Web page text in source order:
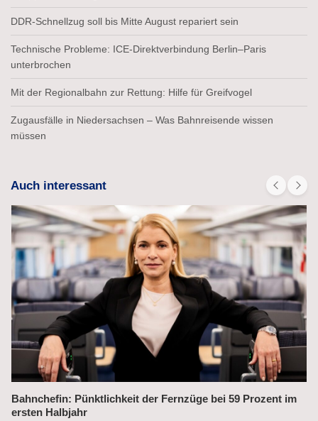
DDR-Schnellzug soll bis Mitte August repariert sein
Technische Probleme: ICE-Direktverbindung Berlin–Paris
unterbrochen
Mit der Regionalbahn zur Rettung: Hilfe für Greifvogel
Zugausfälle in Niedersachsen – Was Bahnreisende wissen
müssen
Auch interessant
der Fernzüge bei 59 Prozent im Alex fährt bis